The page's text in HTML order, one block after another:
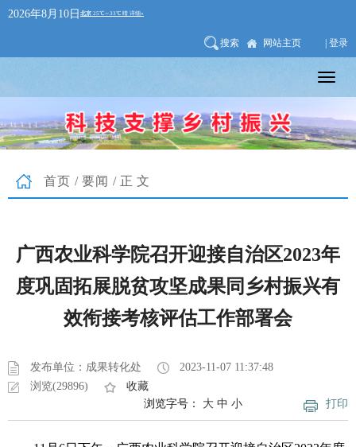
2026年8月10日
搜索 网站主页 | 登录
首页 / 要闻 /正文
广西农业科学院召开迎接自治区2023年
度巩固拓展脱贫攻坚成果同乡村振兴有
效衔接考核评估工作部署会
发布单位：成果转化处
2023-11-07 11:37:48
浏览(29896)
收藏
打印
浏览字号： 大 中 小